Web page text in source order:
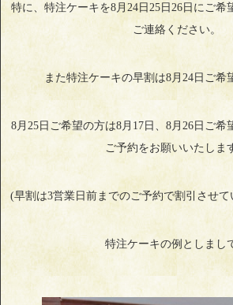
特に、特注ケーキを8月24日25日26日にご希
ご連絡ください。
また特注ケーキの早割は8月24日ご希
8月25日ご希望の方は8月17日、8月26日ご希
ご予約をお願いいたしま
(早割は3営業日前までのご予約で割引させ
特注ケーキの例としまし